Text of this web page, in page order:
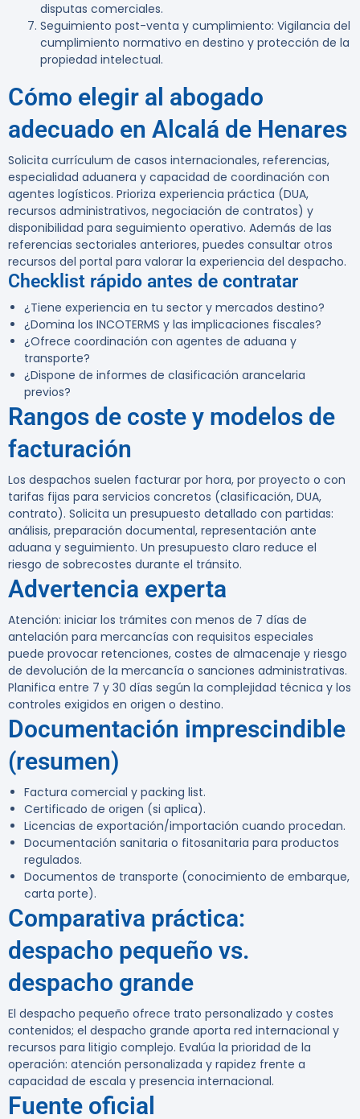
disputas comerciales.
Seguimiento post-venta y cumplimiento: Vigilancia del
cumplimiento normativo en destino y protección de la
propiedad intelectual.
Cómo elegir al abogado
adecuado en Alcalá de Henares
Solicita currículum de casos internacionales, referencias,
especialidad aduanera y capacidad de coordinación con
agentes logísticos. Prioriza experiencia práctica (DUA,
recursos administrativos, negociación de contratos) y
disponibilidad para seguimiento operativo. Además de las
referencias sectoriales anteriores, puedes consultar otros
recursos del portal para valorar la experiencia del despacho.
Checklist rápido antes de contratar
¿Tiene experiencia en tu sector y mercados destino?
¿Domina los INCOTERMS y las implicaciones fiscales?
¿Ofrece coordinación con agentes de aduana y
transporte?
¿Dispone de informes de clasificación arancelaria
previos?
Rangos de coste y modelos de
facturación
Los despachos suelen facturar por hora, por proyecto o con
tarifas fijas para servicios concretos (clasificación, DUA,
contrato). Solicita un presupuesto detallado con partidas:
análisis, preparación documental, representación ante
aduana y seguimiento. Un presupuesto claro reduce el
riesgo de sobrecostes durante el tránsito.
Advertencia experta
Atención: iniciar los trámites con menos de 7 días de
antelación para mercancías con requisitos especiales
puede provocar retenciones, costes de almacenaje y riesgo
de devolución de la mercancía o sanciones administrativas.
Planifica entre 7 y 30 días según la complejidad técnica y los
controles exigidos en origen o destino.
Documentación imprescindible
(resumen)
Factura comercial y packing list.
Certificado de origen (si aplica).
Licencias de exportación/importación cuando procedan.
Documentación sanitaria o fitosanitaria para productos
regulados.
Documentos de transporte (conocimiento de embarque,
carta porte).
Comparativa práctica:
despacho pequeño vs.
despacho grande
El despacho pequeño ofrece trato personalizado y costes
contenidos; el despacho grande aporta red internacional y
recursos para litigio complejo. Evalúa la prioridad de la
operación: atención personalizada y rapidez frente a
capacidad de escala y presencia internacional.
Fuente oficial